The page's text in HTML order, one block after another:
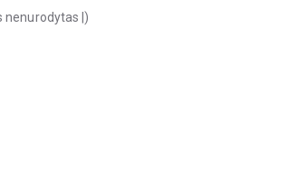
nenurodytas |)